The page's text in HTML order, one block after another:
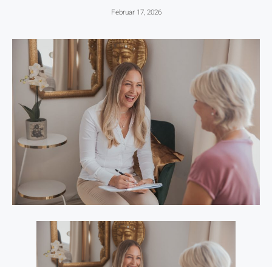
Februar 17, 2026